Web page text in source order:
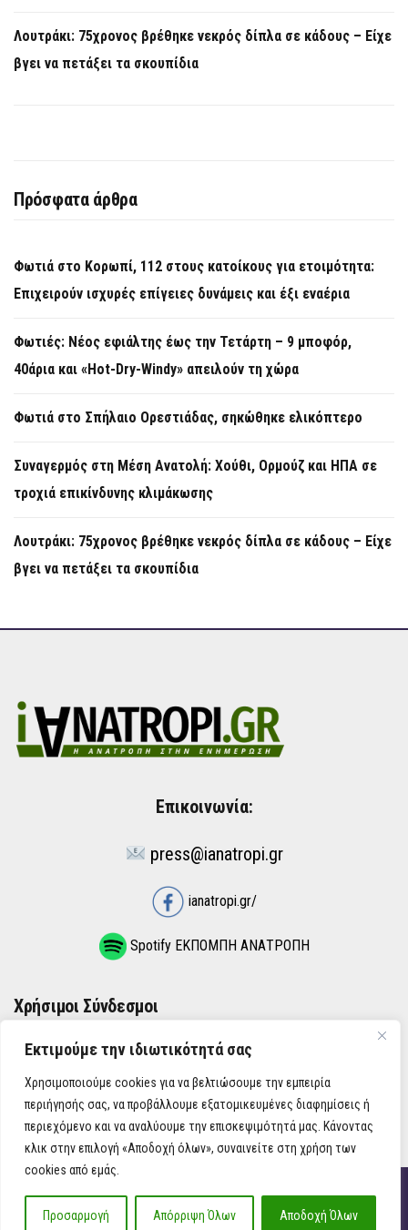
Εκτιμούμε την ιδιωτικότητά σας
Χρησιμοποιούμε cookies για να βελτιώσουμε την εμπειρία
περιήγησής σας, να προβάλλουμε εξατομικευμένες διαφημίσεις ή
περιεχόμενο και να αναλύουμε την επισκεψιμότητά μας. Κάνοντας
κλικ στην επιλογή «Αποδοχή όλων», συναινείτε στη χρήση των
cookies από εμάς.
Προσαρμογή Απόρριψη Όλων Αποδοχή Όλων
Λουτράκι: 75χρονος βρέθηκε νεκρός δίπλα σε κάδους – Είχε
βγει να πετάξει τα σκουπίδια
Πρόσφατα άρθρα
Φωτιά στο Κορωπί, 112 στους κατοίκους για ετοιμότητα:
Επιχειρούν ισχυρές επίγειες δυνάμεις και έξι εναέρια
Φωτιές: Νέος εφιάλτης έως την Τετάρτη – 9 μποφόρ,
40άρια και «Hot-Dry-Windy» απειλούν τη χώρα
Φωτιά στο Σπήλαιο Ορεστιάδας, σηκώθηκε ελικόπτερο
Συναγερμός στη Μέση Ανατολή: Χούθι, Ορμούζ και ΗΠΑ σε
τροχιά επικίνδυνης κλιμάκωσης
Λουτράκι: 75χρονος βρέθηκε νεκρός δίπλα σε κάδους – Είχε
βγει να πετάξει τα σκουπίδια
Επικοινωνία:
press@ianatropi.gr
ianatropi.gr/
Spotify ΕΚΠΟΜΠΗ ΑΝΑΤΡΟΠΗ
Χρήσιμοι Σύνδεσμοι
ΌΡΟΙ ΧΡΉΣΗΣ
ΠΟΛΙΤΙΚΉ ΑΠΟΡΡΉΤΟΥ
iAnatropi ©
Η Ανατροπή στην Ενημέρωση, την Πολιτική, την Καθημερινότητα